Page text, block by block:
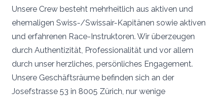
Unsere Crew besteht mehrheitlich aus aktiven und
ehemaligen Swiss-/Swissair-Kapitänen sowie aktiven
und erfahrenen Race-Instruktoren. Wir überzeugen
durch Authentizität, Professionalität und vor allem
durch unser herzliches, persönliches Engagement.
Unsere Geschäftsräume befinden sich an der
Josefstrasse 53 in 8005 Zürich, nur wenige